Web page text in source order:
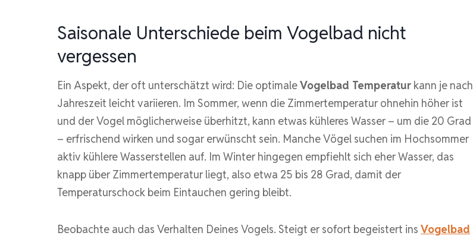
Saisonale Unterschiede beim Vogelbad nicht
vergessen
Ein Aspekt, der oft unterschätzt wird: Die optimaleVogelbad Temperatur kann je nach
Jahreszeit leicht variieren. Im Sommer, wenn die Zimmertemperatur ohnehin höher ist
und der Vogel möglicherweise überhitzt, kann etwas kühleres Wasser – um die 20 Grad
– erfrischend wirken und sogar erwünscht sein. Manche Vögel suchen im Hochsommer
aktiv kühlere Wasserstellen auf. Im Winter hingegen empfiehlt sich eher Wasser, das
knapp über Zimmertemperatur liegt, also etwa 25 bis 28 Grad, damit der
Temperaturschock beim Eintauchen gering bleibt.
Beobachte auch das Verhalten Deines Vogels. Steigt er sofort begeistert ins Vogelbad